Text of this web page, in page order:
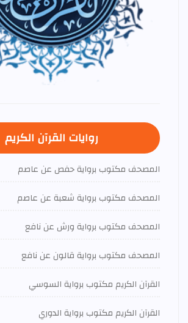
روايات القرآن الكريم
المصحف مكتوب برواية حفص عن عاصم
المصحف مكتوب برواية شعبة عن عاصم
المصحف مكتوب برواية ورش عن نافع
المصحف مكتوب برواية قالون عن نافع
القرآن الكريم مكتوب برواية السوسي
القرآن الكريم مكتوب برواية الدوري